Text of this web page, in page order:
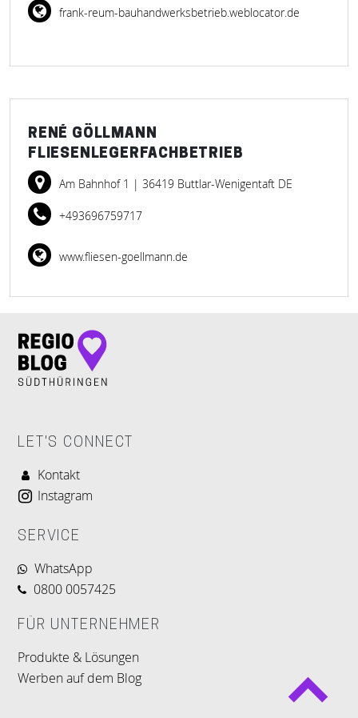
frank-reum-bauhandwerksbetrieb.weblocator.de
RENÉ GÖLLMANN
FLIESENLEGERFACHBETRIEB
Am Bahnhof 1 | 36419 Buttlar-Wenigentaft DE
+493696759717
www.fliesen-goellmann.de
LET'S CONNECT
Kontakt
Instagram
SERVICE
WhatsApp
0800 0057425
FÜR UNTERNEHMER
Produkte & Lösungen
Werben auf dem Blog